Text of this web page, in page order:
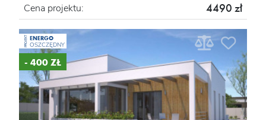
Cena projektu: 4490 zł
PROJEKT ENERGO
OSZCZĘDNY
- 400 ZŁ